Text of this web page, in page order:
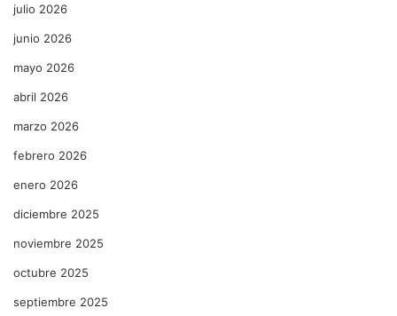
julio 2026
junio 2026
mayo 2026
abril 2026
marzo 2026
febrero 2026
enero 2026
diciembre 2025
noviembre 2025
octubre 2025
septiembre 2025